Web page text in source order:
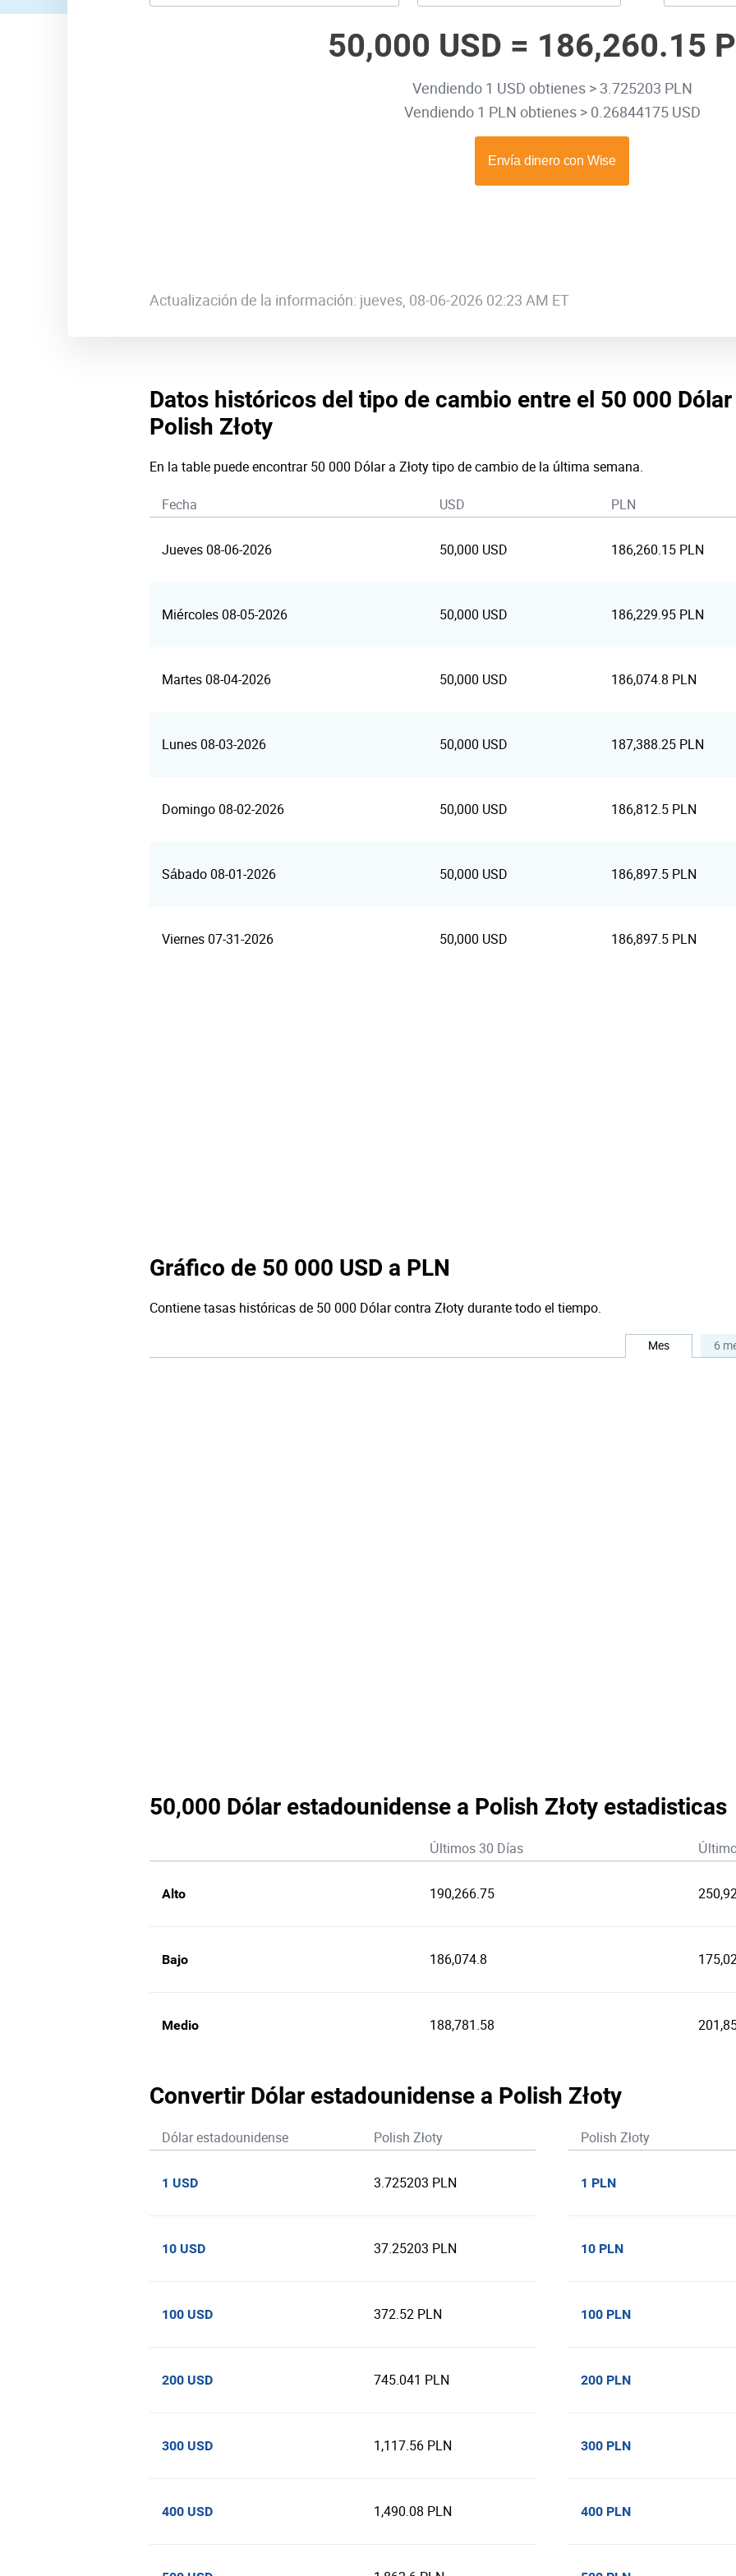
50,000 USD = 186,260.15
Vendiendo 1 USD obtienes > 3.725203 PLN
Vendiendo 1 PLN obtienes > 0.26844175 USD
Actualización de la información: jueves, 08-06-2026 02:23 AM ET
Datos históricos del tipo de cambio entre el 50 000
Polish Złoty
En la table puede encontrar 50 000 Dólar a Złoty tipo de cambio de la última semana.
Fecha USD PLN
Jueves 08-06-2026 50,000 USD 186,260.15 PLN
Miércoles 08-05-2026 50,000 USD 186,229.95 PLN
Martes 08-04-2026 50,000 USD 186,074.8 PLN
Lunes 08-03-2026 50,000 USD 187,388.25 PLN
Domingo 08-02-2026 50,000 USD 186,812.5 PLN
Sábado 08-01-2026 50,000 USD 186,897.5 PLN
Viernes 07-31-2026 50,000 USD 186,897.5 PLN
Gráfico de 50 000 USD a PLN
Contiene tasas históricas de 50 000 Dólar contra Złoty durante todo el tiempo.
Mes 6
50,000 Dólar estadounidense a Polish Złoty estadisticas
Últimos 30 Días
Alto 190,266.75
Bajo 186,074.8
Medio 188,781.58
Convertir Dólar estadounidense a Polish Złoty
Dólar estadounidense Polish Złoty
1 USD 3.725203 PLN
10 USD 37.25203 PLN
100 USD 372.52 PLN
200 USD 745.041 PLN
300 USD 1,117.56 PLN
400 USD 1,490.08 PLN
Polish Złoty
1 PLN
10 PLN
100 PLN
200 PLN
300 PLN
400 PLN